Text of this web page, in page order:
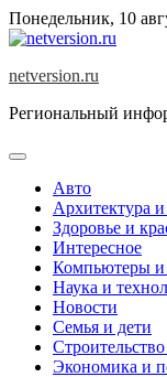
Skip
to
Понедельник, 10
netversion.ru
Региональный
Авто
Архитектура
Здоровье и
Интересное
Компьютеры и
Наука и
Новости
Семья и дети
Экономика и